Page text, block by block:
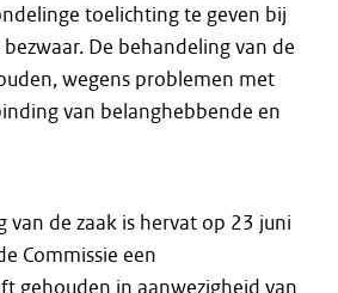
toelichting te geven bij
De behandeling van de
wegens problemen met
van belanghebbende en
van de zaak is hervat op 23 juni
Commissie een
gehouden in aanwezigheid van